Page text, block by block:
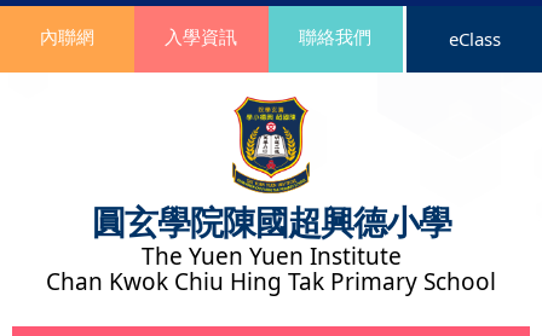
圓玄學院陳國超興德小學
The Yuen Yuen Institute
Chan Kwok Chiu Hing Tak Primary School
內聯網 入學資訊 聯絡我們 eClass